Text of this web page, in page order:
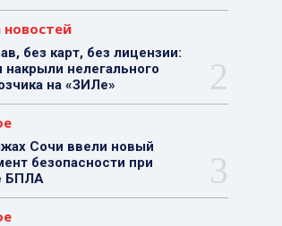
без карт, без лицензии:
накрыли нелегального
на «ЗИЛе»
Сочи ввели новый
безопасности при
БПЛА